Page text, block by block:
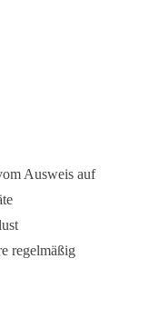
Ausweis auf
regelmäßig